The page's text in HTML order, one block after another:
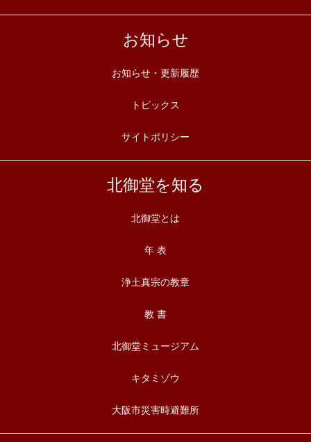
お知らせ
お知らせ・更新履歴
トピックス
サイトポリシー
北御堂を知る
北御堂とは
年 表
浄土真宗の教章
教 書
北御堂ミュージアム
キタミゾウ
大阪市災害時避難所